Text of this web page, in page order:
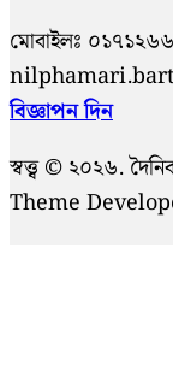
মোবাইলঃ
বিজ্ঞাপন দিন
স্বত্ত্ব © ২০২৬.
Theme